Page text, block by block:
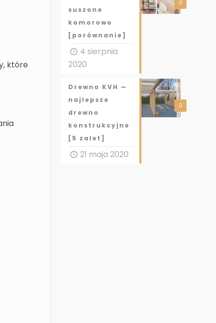
które
0
suszone
komorowo
[porównanie]
4 sierpnia
2020
0
Drewno KVH —
najlepsze
drewno
konstrukcyjne
[5 zalet]
21 maja 2020